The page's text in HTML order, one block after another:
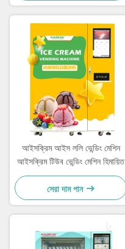
আইসক্রিম আইস ললি ভেন্ডিং মেশিন
আইসক্রিম টিউব ভেন্ডিং মেশিন হিমায়িত
সেরা দাম পান